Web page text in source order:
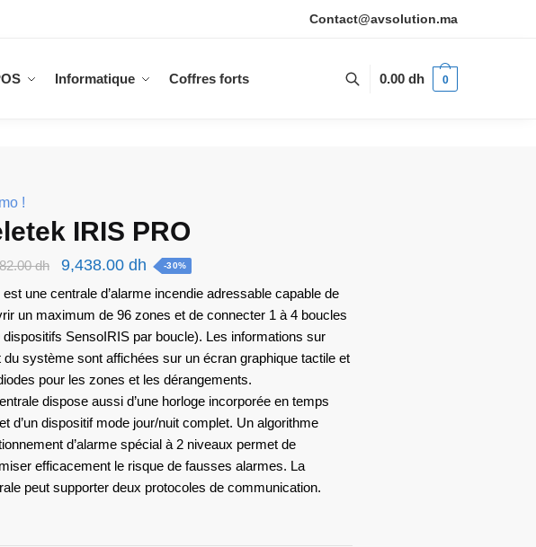
Contact@avsolution.ma
Informatique Coffres forts 0.00 dh 0
!
IRIS PRO
dh
Le
prix
initial
était :
13,482.00 dh.
9,438.00 dhLe
prix
actuel
est :
9,438.00 dh.
-30%
est une centrale d’alarme incendie adressable capable de
un maximum de 96 zones et de connecter 1 à 4 boucles
dispositifs SensoIRIS par boucle). Les informations sur
du système sont affichées sur un écran graphique tactile et
pour les zones et les dérangements.
dispose aussi d’une horloge incorporée en temps
d’un dispositif mode jour/nuit complet. Un algorithme
d’alarme spécial à 2 niveaux permet de
efficacement le risque de fausses alarmes. La
peut supporter deux protocoles de communication.